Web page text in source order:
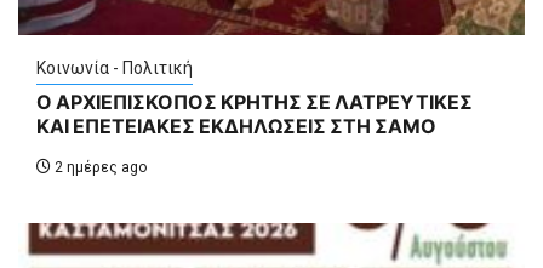
Κοινωνία - Πολιτική
Ο ΑΡΧΙΕΠΙΣΚΟΠΟΣ ΚΡΗΤΗΣ ΣΕ ΛΑΤΡΕΥΤΙΚΕΣ
ΚΑΙ ΕΠΕΤΕΙΑΚΕΣ ΕΚΔΗΛΩΣΕΙΣ ΣΤΗ ΣΑΜΟ
2 ημέρες ago